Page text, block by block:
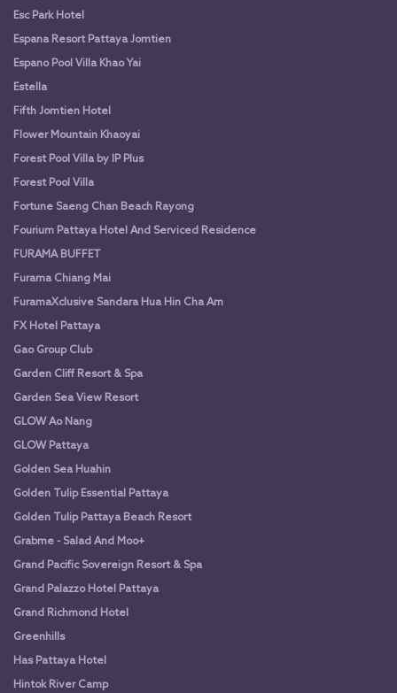
Esc Park Hotel
Espana Resort Pattaya Jomtien
Espano Pool Villa Khao Yai
Estella
Fifth Jomtien Hotel
Flower Mountain Khaoyai
Forest Pool Villa by IP Plus
Forest Pool Villa
Fortune Saeng Chan Beach Rayong
Fourium Pattaya Hotel And Serviced Residence
FURAMA BUFFET
Furama Chiang Mai
FuramaXclusive Sandara Hua Hin Cha Am
FX Hotel Pattaya
Gao Group Club
Garden Cliff Resort & Spa
Garden Sea View Resort
GLOW Ao Nang
GLOW Pattaya
Golden Sea Huahin
Golden Tulip Essential Pattaya
Golden Tulip Pattaya Beach Resort
Grabme - Salad And Moo+
Grand Pacific Sovereign Resort & Spa
Grand Palazzo Hotel Pattaya
Grand Richmond Hotel
Greenhills
Has Pattaya Hotel
Hintok River Camp